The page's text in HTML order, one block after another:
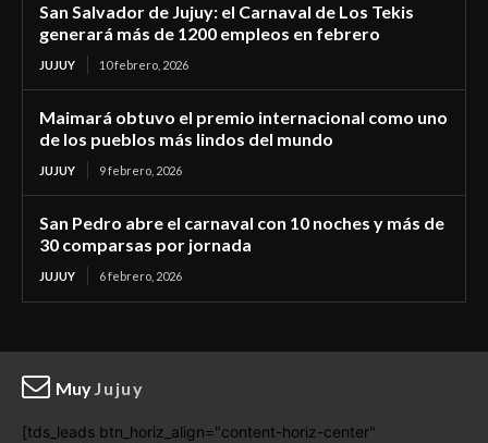
San Salvador de Jujuy: el Carnaval de Los Tekis
generará más de 1200 empleos en febrero
JUJUY 10 febrero, 2026
Maimará obtuvo el premio internacional como uno
de los pueblos más lindos del mundo
JUJUY 9 febrero, 2026
San Pedro abre el carnaval con 10 noches y más de
30 comparsas por jornada
JUJUY 6 febrero, 2026
MuyJujuy
[tds_leads btn_horiz_align="content-horiz-center"